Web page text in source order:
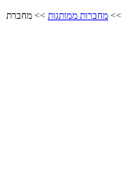
>> מחברות ממותגות